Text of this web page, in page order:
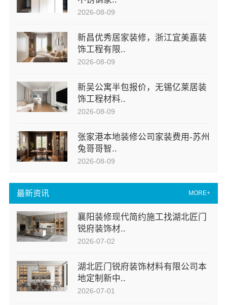
最新资讯 MORE+
襄阳装修现代简约施工找湖北匠门
锐府装饰材..
2026-07-02
湖北匠门锐府装饰材料有限公司本
地定制新中..
2026-07-01
2026-08-09
新昌优秀居家装修，浙江宜美嘉装
饰工程有限..
2026-08-09
新吴公寓半包报价，无锡亿莱居装
饰工程材料..
2026-08-09
张家港本地装修公司家装费用-苏州
兔哥哥智..
2026-08-09